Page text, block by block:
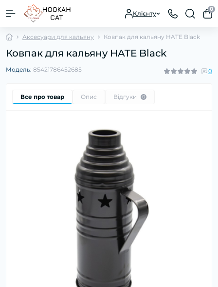
Клієнту
0
Аксесуари для кальяну Ковпак для кальяну HATE Black
Ковпак для кальяну HATE Black
Модель: 85421786452685 0
Все про товар Опис Відгуки 0